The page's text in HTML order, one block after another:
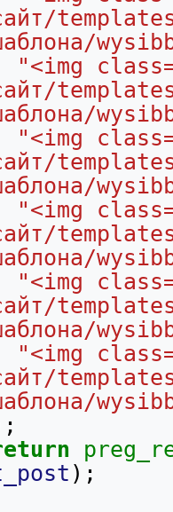
"<img
"<img
"<img
"<img
"<img
);